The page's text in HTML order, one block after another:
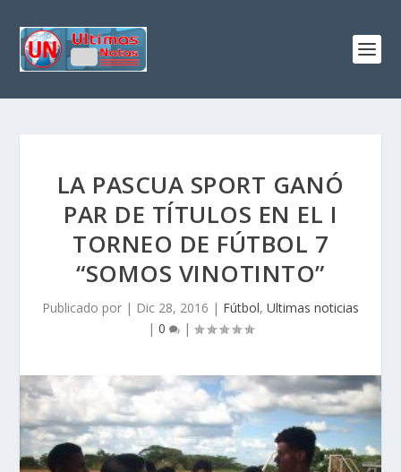
LA PASCUA SPORT GANÓ
PAR DE TÍTULOS EN EL I
TORNEO DE FÚTBOL 7
“SOMOS VINOTINTO”
Publicado por | Dic 28, 2016 | Fútbol, Ultimas noticias
| 0 |